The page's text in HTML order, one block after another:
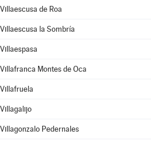
Villaescusa de Roa
Villaescusa la Sombría
Villaespasa
Villafranca Montes de Oca
Villafruela
Villagalijo
Villagonzalo Pedernales